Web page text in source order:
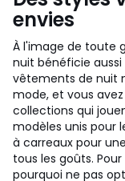
envies
À l'image de toute
nuit bénéficie aussi
vêtements de nuit
mode, et vous
collections qui
modèles unis pour
à carreaux pour
tous les goûts.
pourquoi ne pas